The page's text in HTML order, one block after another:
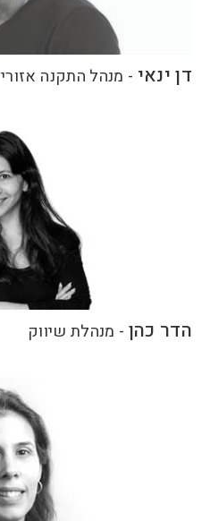
דן ינאי - מנהל התקנה אזורי
הדר כהן - מנהלת שיווק